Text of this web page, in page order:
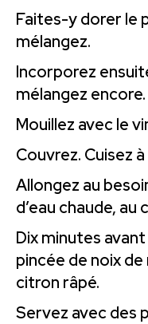
Faites-y dorer le
mélangez.
Incorporez
mélangez encore.
Mouillez avec le
Couvrez. Cuisez
Allongez au
d’eau chaude, au
Dix minutes
pincée de noix
citron râpé.
Servez avec des